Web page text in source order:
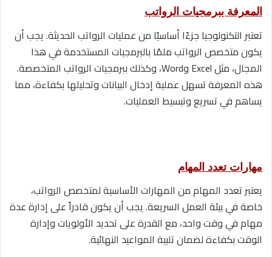
المعرفة ببرمجيات الرواتب
تعتبر التكنولوجيا جزءًا أساسيًا من عمليات الرواتب الحديثة. يجب أن
يكون متخصص الرواتب ملمًا بالبرمجيات المستخدمة في هذا
المجال، مثل Excel وWord، وكذلك ببرمجيات الرواتب المتخصصة.
هذه المعرفة تسهل عملية إدخال البيانات وتحليلها بكفاءة، مما
يساهم في تسريع وتبسيط العمليات.
مهارات تعدد المهام
يعتبر تعدد المهام من المهارات الأساسية لمتخصص الرواتب،
خاصة في بيئة العمل السريعة. يجب أن يكون قادراً على إدارة عدة
مهام في وقت واحد، مع القدرة على تحديد الأولويات وإدارة
الوقت بكفاءة لضمان تلبية المواعيد النهائية.